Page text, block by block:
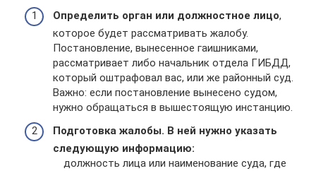
Определить орган или должностное лицо,
которое будет рассматривать жалобу.
Постановление, вынесенное гаишниками,
рассматривает либо начальник отдела ГИБДД,
который оштрафовал вас, или же районный суд.
Важно: если постановление вынесено судом,
нужно обращаться в вышестоящую инстанцию.
Подготовка жалобы. В ней нужно указать
следующую информацию:
должность лица или наименование суда, где